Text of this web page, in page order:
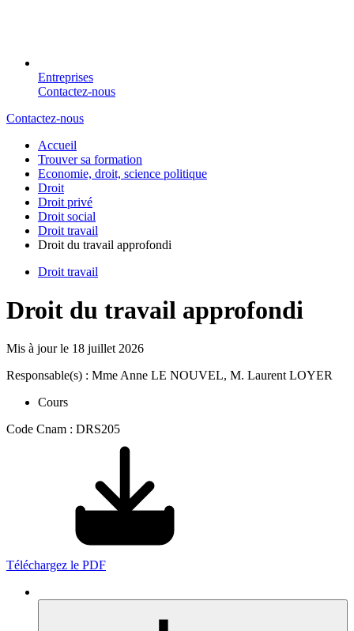
Entreprises
Contactez-nous
Contactez-nous
Accueil
Trouver sa formation
Economie, droit, science politique
Droit
Droit privé
Droit social
Droit travail
Droit du travail approfondi
Droit travail
Droit du travail approfondi
Mis à jour le 18 juillet 2026
Responsable(s) : Mme Anne LE NOUVEL, M. Laurent LOYER
Cours
Code Cnam : DRS205
Téléchargez le PDF